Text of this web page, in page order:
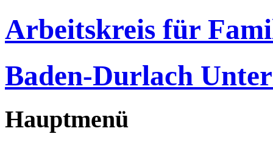
Arbeitskreis für
Baden-Durlach
Hauptmenü